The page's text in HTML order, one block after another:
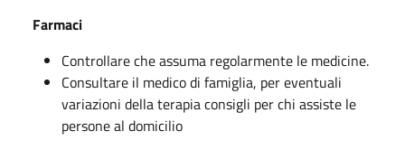
Farmaci
Controllare che assuma regolarmente le medicine.
Consultare il medico di famiglia, per eventuali
variazioni della terapia consigli per chi assiste le
persone al domicilio